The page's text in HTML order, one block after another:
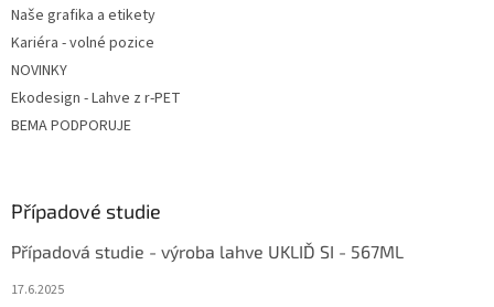
Naše grafika a etikety
Kariéra - volné pozice
NOVINKY
Ekodesign - Lahve z r-PET
BEMA PODPORUJE
Případové studie
Případová studie - výroba lahve UKLIĎ SI - 567ML
17.6.2025